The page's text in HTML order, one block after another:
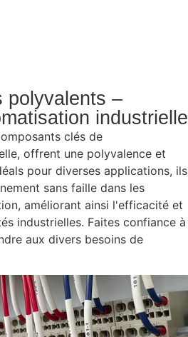
polyvalents –
industrielle
clés de
offrent une polyvalence et
pour diverses applications, ils
sans faille dans les
améliorant ainsi l'efficacité et
industrielles. Faites confiance à
aux divers besoins de